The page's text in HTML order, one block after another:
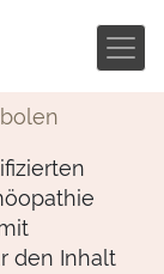
den Inhalt